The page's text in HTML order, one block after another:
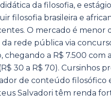
da filosofia, e
filosofia brasileira e
O mercado é
da rede pública via
a R$ 7.500 com
30 a R$ 70). Cursinhos
de conteúdo
Salvadori têm renda